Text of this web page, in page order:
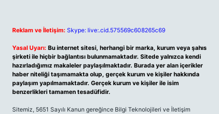
Reklam ve İletişim: Skype: live:.cid.575569c608265c69
Yasal Uyarı: Bu internet sitesi, herhangi bir marka, kurum veya şahıs
şirketi ile hiçbir bağlantısı bulunmamaktadır. Sitede yalnızca kendi
hazırladığımız makaleler paylaşılmaktadır. Burada yer alan içerikler
haber niteliği taşımamakta olup, gerçek kurum ve kişiler hakkında
paylaşım yapılmamaktadır. Gerçek kurum ve kişiler ile isim
benzerlikleri tamamen tesadüfidir.
Sitemiz, 5651 Sayılı Kanun gereğince Bilgi Teknolojileri ve İletişim